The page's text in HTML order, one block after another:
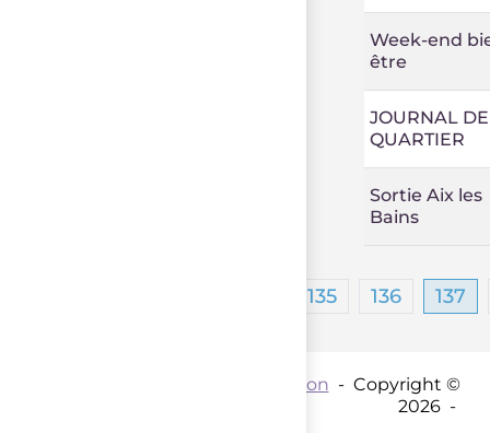
Week-end
être
JOURNAL DE
QUARTIER
Sortie Aix les
Bains
135 136 137
Coordination - Copyright ©
2026 -